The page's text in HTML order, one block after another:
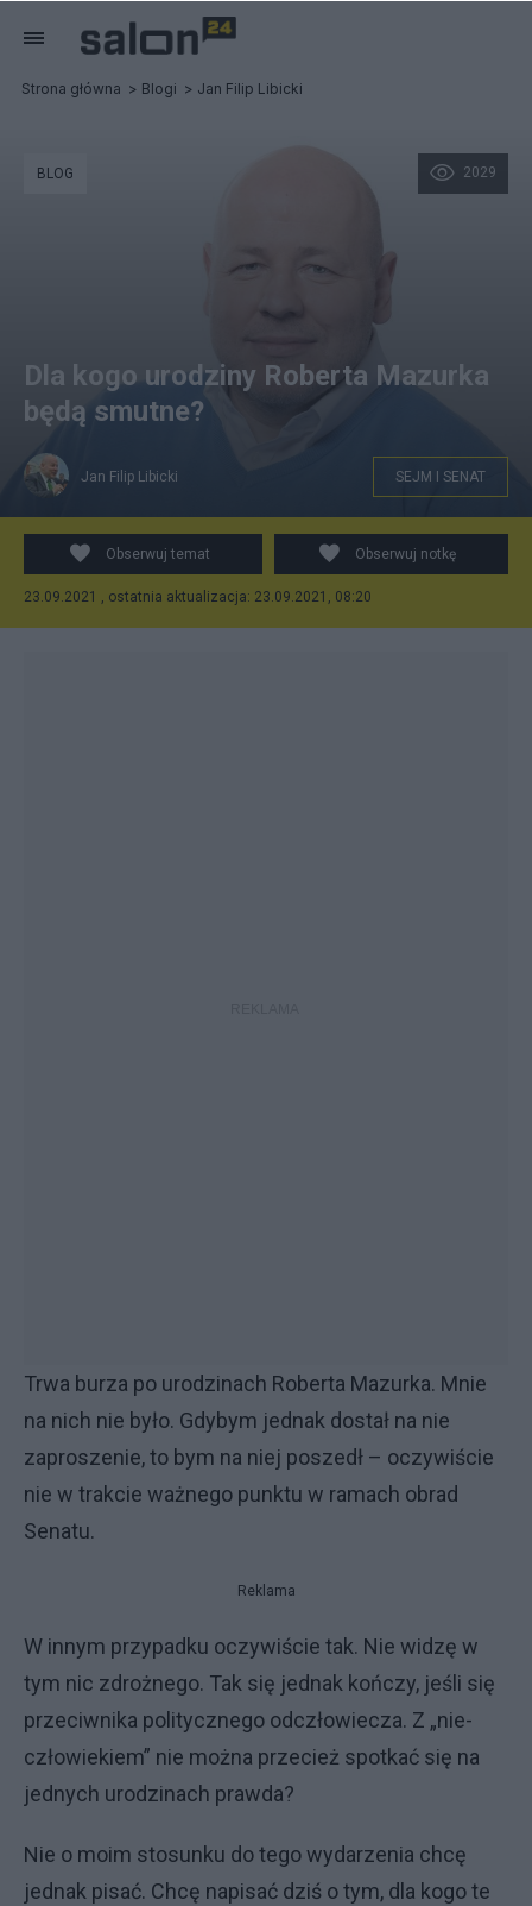
Strona główna Blogi Jan Filip Libicki
fot. Piotr Łysakowski
2029
BLOG
Dla kogo urodziny Roberta Mazurka
będą smutne?
Jan Filip Libicki SEJM I SENAT
Obserwuj temat Obserwuj notkę
23.09.2021 , ostatnia aktualizacja: 23.09.2021, 08:20
Trwa burza po urodzinach Roberta Mazurka. Mnie
na nich nie było. Gdybym jednak dostał na nie
zaproszenie, to bym na niej poszedł – oczywiście
nie w trakcie ważnego punktu w ramach obrad
Senatu.
Reklama
W innym przypadku oczywiście tak. Nie widzę w
tym nic zdrożnego. Tak się jednak kończy, jeśli się
przeciwnika politycznego odczłowiecza. Z „nie-
człowiekiem” nie można przecież spotkać się na
jednych urodzinach prawda?
Nie o moim stosunku do tego wydarzenia chcę
jednak pisać. Chcę napisać dziś o tym, dla kogo te